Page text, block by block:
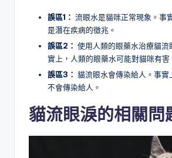
誤區1： 流眼水是貓咪正常現象。事
是潛在疾病的徵兆。
誤區2： 使用人類的眼藥水治療貓流
實上，人類的眼藥水可能對貓咪有害
誤區3： 貓流眼水會傳染給人。事實
不會傳染給人。
貓流眼淚的相關問